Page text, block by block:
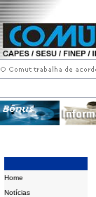
Home
Notícias